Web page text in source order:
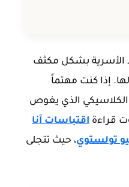
الأسرية بشكل مكثف
إذا كنت مهتماً
الكلاسيكي الذي يغوص
قراءة اقتباسات آنا
تولستوي، حيث تتجلى